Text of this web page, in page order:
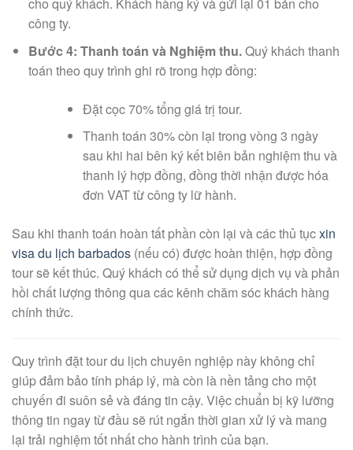
cho quý khách. Khách hàng ký và gửi lại 01 bản cho
công ty.
Bước 4: Thanh toán và Nghiệm thu.Quý khách thanh
toán theo quy trình ghi rõ trong hợp đồng:
Đặt cọc 70% tổng giá trị tour.
Thanh toán 30% còn lại trong vòng 3 ngày
sau khi hai bên ký kết biên bản nghiệm thu và
thanh lý hợp đồng, đồng thời nhận được hóa
đơn VAT từ công ty lữ hành.
Sau khi thanh toán hoàn tất phần còn lại và các thủ tụcxin
visa du lịch barbados (nếu có) được hoàn thiện, hợp đồng
tour sẽ kết thúc. Quý khách có thể sử dụng dịch vụ và phản
hồi chất lượng thông qua các kênh chăm sóc khách hàng
chính thức.
Quy trình đặt tour du lịch chuyên nghiệp này không chỉ
giúp đảm bảo tính pháp lý, mà còn là nền tảng cho một
chuyến đi suôn sẻ và đáng tin cậy. Việc chuẩn bị kỹ lưỡng
thông tin ngay từ đầu sẽ rút ngắn thời gian xử lý và mang
lại trải nghiệm tốt nhất cho hành trình của bạn.